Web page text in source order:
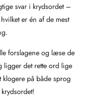
svar i krydsordet –
er én af de mest
forslagene og læse de
ligger det rette ord lige
på både sprog